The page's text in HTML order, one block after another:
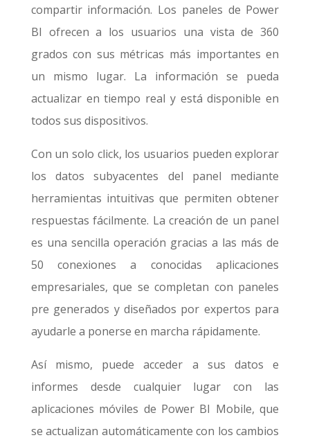
compartir información. Los paneles de Power
BI ofrecen a los usuarios una vista de 360
grados con sus métricas más importantes en
un mismo lugar. La información se pueda
actualizar en tiempo real y está disponible en
todos sus dispositivos.
Con un solo click, los usuarios pueden explorar
los datos subyacentes del panel mediante
herramientas intuitivas que permiten obtener
respuestas fácilmente. La creación de un panel
es una sencilla operación gracias a las más de
50 conexiones a conocidas aplicaciones
empresariales, que se completan con paneles
pre generados y diseñados por expertos para
ayudarle a ponerse en marcha rápidamente.
Así mismo, puede acceder a sus datos e
informes desde cualquier lugar con las
aplicaciones móviles de Power BI Mobile, que
se actualizan automáticamente con los cambios